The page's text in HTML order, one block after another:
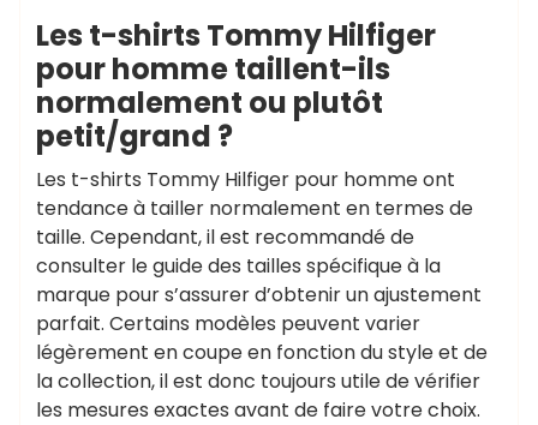
Les t-shirts Tommy Hilfiger
pour homme taillent-ils
normalement ou plutôt
petit/grand ?
Les t-shirts Tommy Hilfiger pour homme ont
tendance à tailler normalement en termes de
taille. Cependant, il est recommandé de
consulter le guide des tailles spécifique à la
marque pour s’assurer d’obtenir un ajustement
parfait. Certains modèles peuvent varier
légèrement en coupe en fonction du style et de
la collection, il est donc toujours utile de vérifier
les mesures exactes avant de faire votre choix.